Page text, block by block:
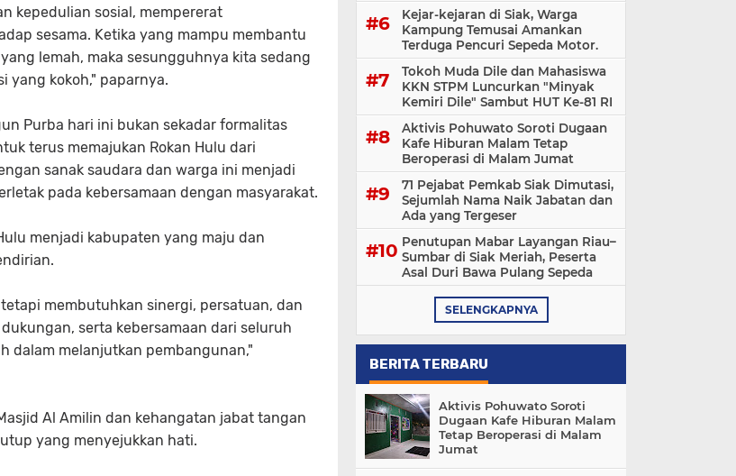
kepedulian sosial, mempererat
sesama. Ketika yang mampu membantu
lemah, maka sesungguhnya kita sedang
yang kokoh," paparnya.
Purba hari ini bukan sekadar formalitas
terus memajukan Rokan Hulu dari
sanak saudara dan warga ini menjadi
pada kebersamaan dengan masyarakat.
menjadi kabupaten yang maju dan
membutuhkan sinergi, persatuan, dan
serta kebersamaan dari seluruh
dalam melanjutkan pembangunan,"
Al Amilin dan kehangatan jabat tangan
yang menyejukkan hati.
Kejar-kejaran di Siak, Warga
Kampung Temusai Amankan
Terduga Pencuri Sepeda Motor.
Tokoh Muda Dile dan Mahasiswa
KKN STPM Luncurkan "Minyak
Kemiri Dile" Sambut HUT Ke-81 RI
Aktivis Pohuwato Soroti Dugaan
Kafe Hiburan Malam Tetap
Beroperasi di Malam Jumat
71 Pejabat Pemkab Siak Dimutasi,
Sejumlah Nama Naik Jabatan dan
Ada yang Tergeser
Penutupan Mabar Layangan Riau–
Sumbar di Siak Meriah, Peserta
Asal Duri Bawa Pulang Sepeda
SELENGKAPNYA
BERITA TERBARU
Aktivis Pohuwato Soroti
Dugaan Kafe Hiburan Malam
Tetap Beroperasi di Malam
Jumat